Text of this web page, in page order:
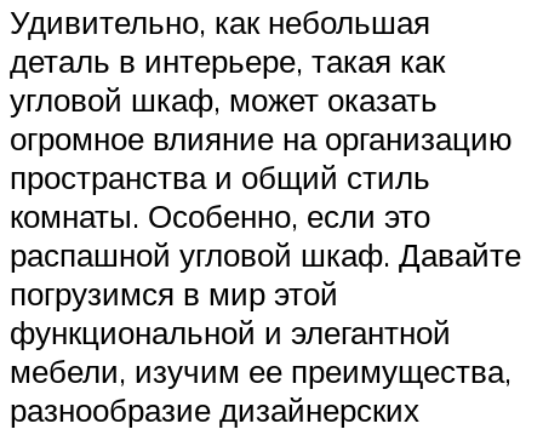
Удивительно, как небольшая
деталь в интерьере, такая как
угловой шкаф, может оказать
огромное влияние на организацию
пространства и общий стиль
комнаты. Особенно, если это
распашной угловой шкаф. Давайте
погрузимся в мир этой
функциональной и элегантной
мебели, изучим ее преимущества,
разнообразие дизайнерских